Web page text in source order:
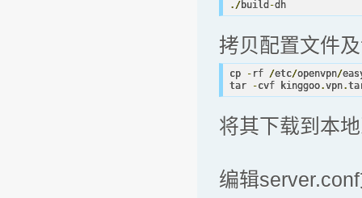
./build -dh
拷贝配置文件
cp - rf /etc/openvpn/
tar
-cvf kinggoo.vpn.
将其下载到本
编辑